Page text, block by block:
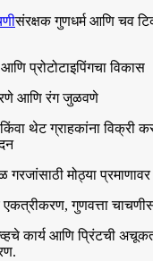
संरक्षक गुणधर्म आणि चव
प्रोटोटाइपिंगचा विकास
आणि रंग जुळवणे
किंवा थेट ग्राहकांना विक्री
मोठ्या प्रमाणावर
एकत्रीकरण, गुणवत्ता
कार्य आणि प्रिंटची